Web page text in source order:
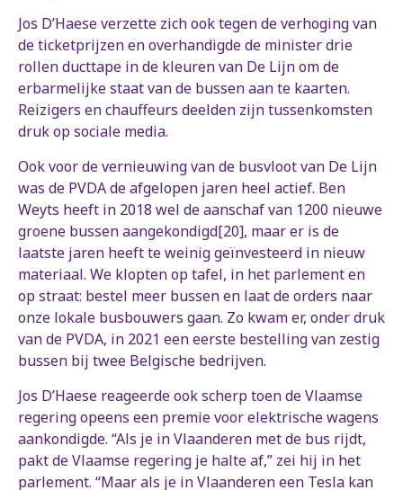
Jos D’Haese verzette zich ook tegen de verhoging van
de ticketprijzen en overhandigde de minister drie
rollen ducttape in de kleuren van De Lijn om de
erbarmelijke staat van de bussen aan te kaarten.
Reizigers en chauffeurs deelden zijn tussenkomsten
druk op sociale media.
Ook voor de vernieuwing van de busvloot van De Lijn
was de PVDA de afgelopen jaren heel actief. Ben
Weyts heeft in 2018 wel de aanschaf van 1200 nieuwe
groene bussen aangekondigd[20], maar er is de
laatste jaren heeft te weinig geïnvesteerd in nieuw
materiaal. We klopten op tafel, in het parlement en
op straat: bestel meer bussen en laat de orders naar
onze lokale busbouwers gaan. Zo kwam er, onder druk
van de PVDA, in 2021 een eerste bestelling van zestig
bussen bij twee Belgische bedrijven.
Jos D’Haese reageerde ook scherp toen de Vlaamse
regering opeens een premie voor elektrische wagens
aankondigde. “Als je in Vlaanderen met de bus rijdt,
pakt de Vlaamse regering je halte af,” zei hij in het
parlement. “Maar als je in Vlaanderen een Tesla kan